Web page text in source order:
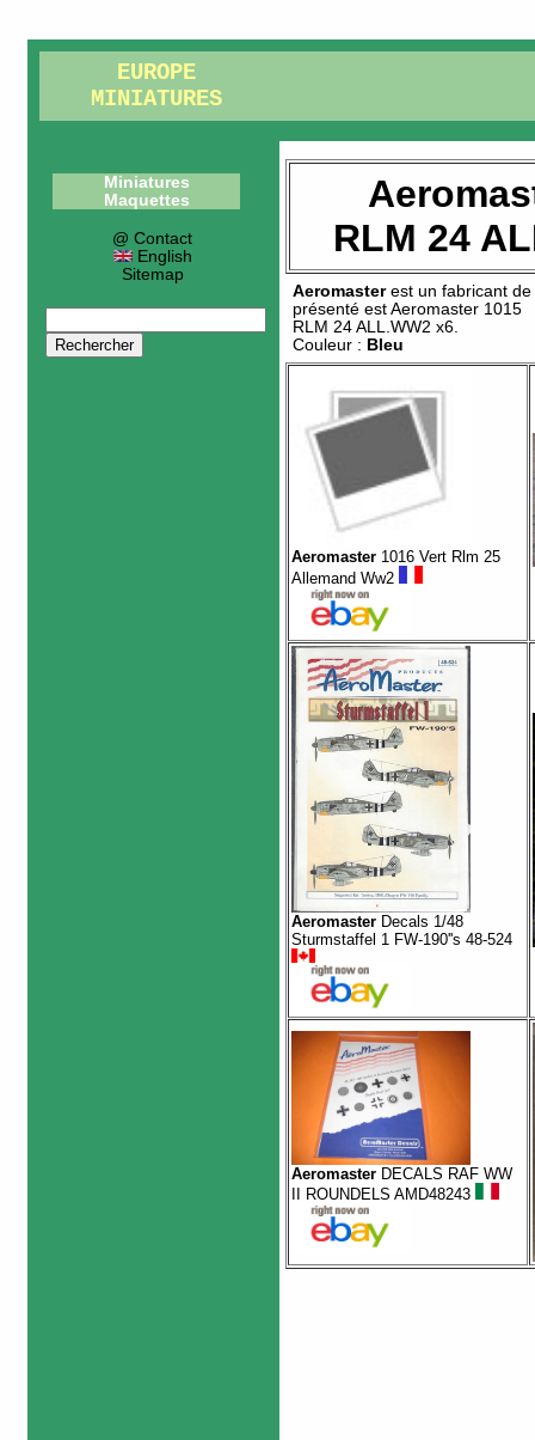
EUROPE
MINIATURES
Miniatures
Maquettes
@ Contact
English
Sitemap
RLM 24
Aeromasterest un fabricant
présenté estAeromaster 1015
RLM 24 ALL.WW2 x6
Couleur : Bleu
Aeromaster1016 Vert Rlm 25
Allemand Ww2
AeromasterDecals 1/48
Sturmstaffel 1 FW-190''s 48-524
AeromasterDECALS RAF WW
II ROUNDELS AMD48243